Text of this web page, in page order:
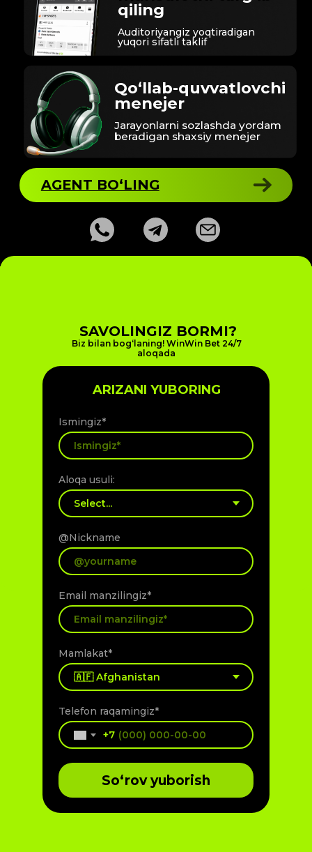
Biz bilan bog‘laning! WinWin Bet 24/7
aloqada
SAVOLINGIZ BORMI?
Ismingiz*
Aloqa usuli:
@Nickname
Email manzilingiz*
Mamlakat*
Telefon raqamingiz*
+7
So‘rov yuborish
ARIZANI YUBORING